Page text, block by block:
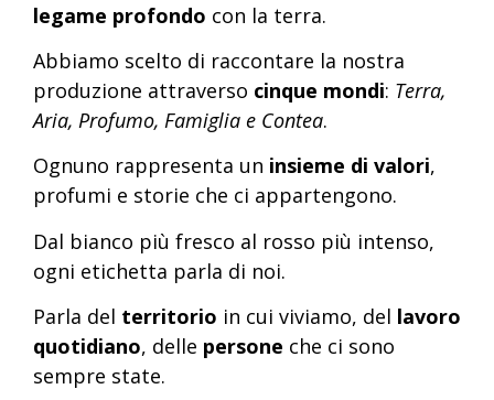
legame profondo con la terra.
Abbiamo scelto di raccontare la nostra
produzione attraverso cinque mondi: Terra,
Aria, Profumo, Famiglia e Contea.
Ognuno rappresenta un insieme di valori,
profumi e storie che ci appartengono.
Dal bianco più fresco al rosso più intenso,
ogni etichetta parla di noi.
Parla del territorio in cui viviamo, del lavoro
quotidiano, delle persone che ci sono
sempre state.